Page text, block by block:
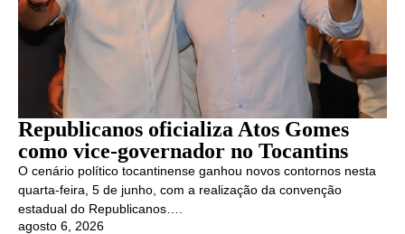
Republicanos oficializa Atos Gomes
como vice-governador no Tocantins
O cenário político tocantinense ganhou novos contornos nesta
quarta-feira, 5 de junho, com a realização da convenção
estadual do Republicanos….
agosto 6, 2026